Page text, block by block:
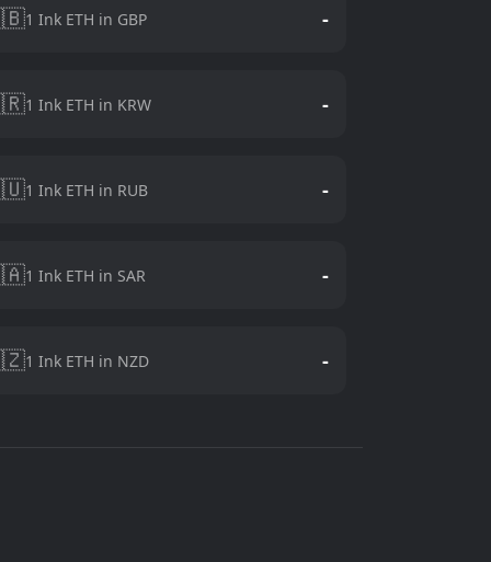
1 Ink ETH in GBP -
1 Ink ETH in KRW -
1 Ink ETH in RUB -
1 Ink ETH in SAR -
1 Ink ETH in NZD -